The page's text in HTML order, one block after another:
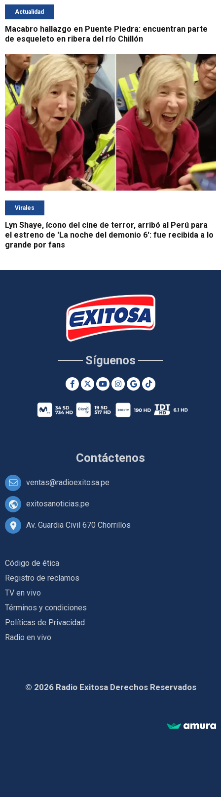
Actualidad
Macabro hallazgo en Puente Piedra: encuentran parte
de esqueleto en ribera del río Chillón
Virales
Lyn Shaye, ícono del cine de terror, arribó al Perú para
el estreno de 'La noche del demonio 6': fue recibida a lo
grande por fans
Contáctenos
ventas@radioexitosa.pe
exitosanoticias.pe
Av. Guardia Civil 670 Chorrillos
Síguenos
Código de ética
Registro de reclamos
TV en vivo
Términos y condiciones
Políticas de Privacidad
Radio en vivo
© 2026 Radio Exitosa Derechos Reservados